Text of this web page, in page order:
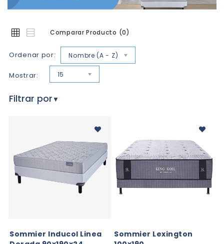
Comparar Producto (0)
Ordenar por: Nombre (A - Z)
Mostrar: 15
Filtrar por
Sommier Inducol Linea
Sommier Lexington